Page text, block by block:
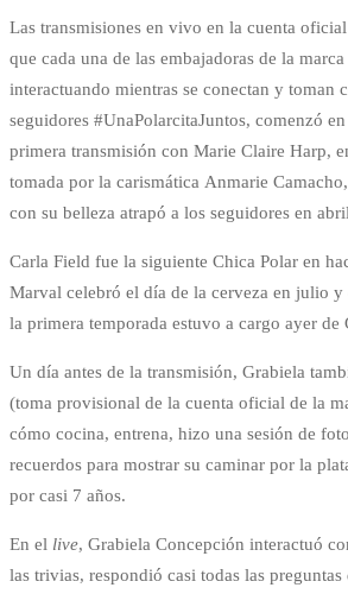
Las transmisiones en vivo en la cuenta
que cada una de las embajadoras de la marca
interactuando mientras se conectan y toman
seguidores #UnaPolarcitaJuntos, comenzó
primera transmisión con Marie Claire Harp,
tomada por la carismática Anmarie
con su belleza atrapó a los seguidores en
Carla Field fue la siguiente Chica Polar en
Marval celebró el día de la cerveza en julio y
la primera temporada estuvo a cargo ayer de
Un día antes de la transmisión, Grabiela
(toma provisional de la cuenta oficial de la
cómo cocina, entrena, hizo una sesión de
recuerdos para mostrar su caminar por la
por casi 7 años.
En el live, Grabiela Concepción interactuó
las trivias, respondió casi todas las preguntas